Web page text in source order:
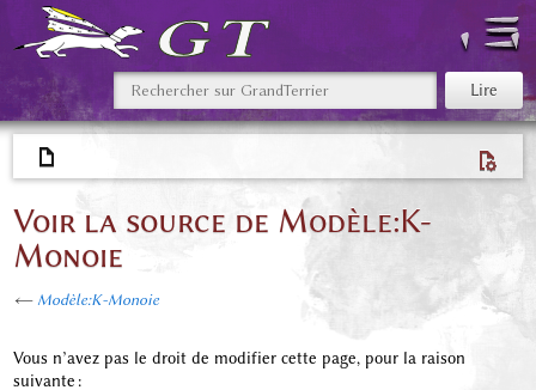
Voir la source de Modèle:K-
Monoie
←Modèle:K-Monoie
Vous n’avez pas le droit de modifier cette page, pour la raison
suivante :